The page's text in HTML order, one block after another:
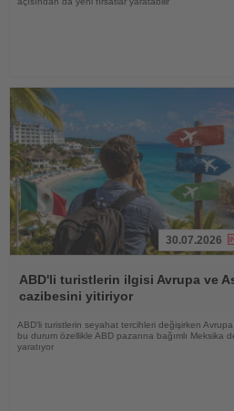
Oku
30.07.2026
ABD'li turistlerin ilgisi Avrupa ve
cazibesini yitiriyor
ABD'li turistlerin seyahat tercihleri değişirken Avrupa
bu durum özellikle ABD pazarına bağımlı Meksika
yaratıyor